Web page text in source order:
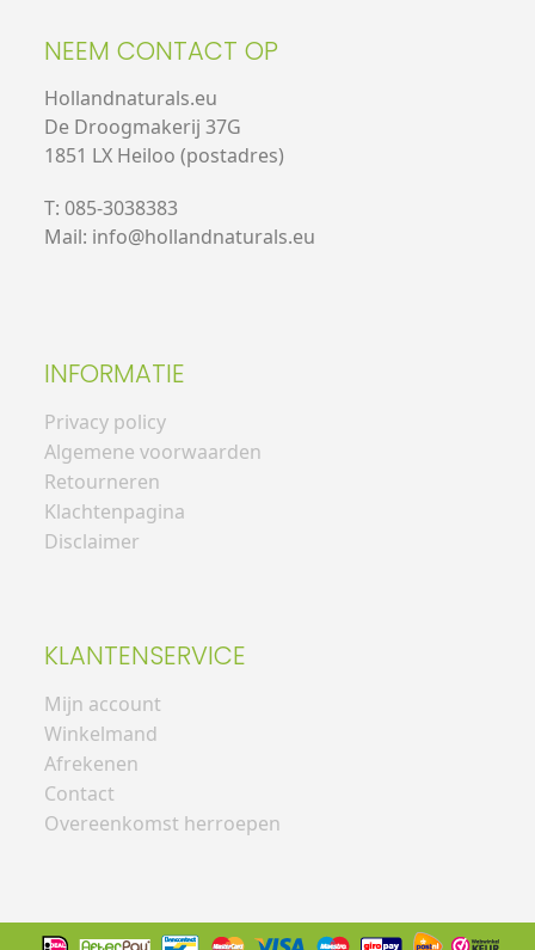
NEEM CONTACT OP
Hollandnaturals.eu
De Droogmakerij 37G
1851 LX Heiloo (postadres)
T: 085-3038383
Mail: info@hollandnaturals.eu
INFORMATIE
Privacy policy
Algemene voorwaarden
Retourneren
Klachtenpagina
Disclaimer
KLANTENSERVICE
Mijn account
Winkelmand
Afrekenen
Contact
Overeenkomst herroepen